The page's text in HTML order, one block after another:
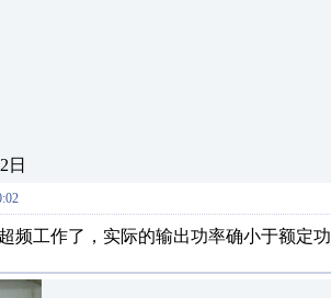
日
频工作了，实际的输出功率确小于额定